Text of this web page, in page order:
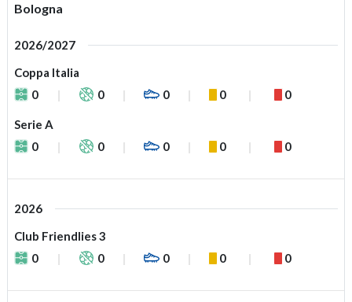
Bologna
2026/2027
Coppa Italia
0
0 0 0 0
Serie A
0
0 0 0 0
2026
Club Friendlies 3
0
0 0 0 0